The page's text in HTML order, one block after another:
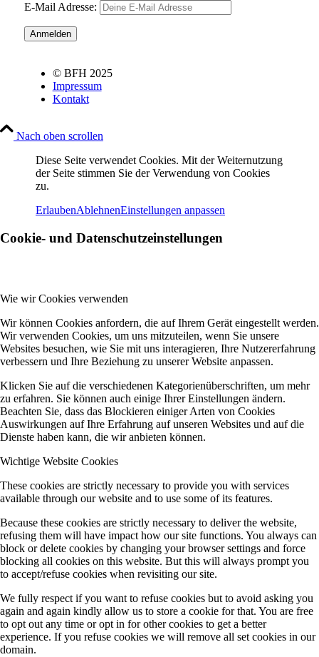
E-Mail Adresse:
© BFH 2025
Impressum
Kontakt
Nach oben scrollen
Diese Seite verwendet Cookies. Mit der Weiternutzung
der Seite stimmen Sie der Verwendung von Cookies
zu.
ErlaubenAblehnenEinstellungen anpassen
Cookie- und Datenschutzeinstellungen
Wie wir Cookies verwenden
Wir können Cookies anfordern, die auf Ihrem Gerät eingestellt werden.
Wir verwenden Cookies, um uns mitzuteilen, wenn Sie unsere
Websites besuchen, wie Sie mit uns interagieren, Ihre Nutzererfahrung
verbessern und Ihre Beziehung zu unserer Website anpassen.
Klicken Sie auf die verschiedenen Kategorienüberschriften, um mehr
zu erfahren. Sie können auch einige Ihrer Einstellungen ändern.
Beachten Sie, dass das Blockieren einiger Arten von Cookies
Auswirkungen auf Ihre Erfahrung auf unseren Websites und auf die
Dienste haben kann, die wir anbieten können.
Wichtige Website Cookies
These cookies are strictly necessary to provide you with services
available through our website and to use some of its features.
Because these cookies are strictly necessary to deliver the website,
refusing them will have impact how our site functions. You always can
block or delete cookies by changing your browser settings and force
blocking all cookies on this website. But this will always prompt you
to accept/refuse cookies when revisiting our site.
We fully respect if you want to refuse cookies but to avoid asking you
again and again kindly allow us to store a cookie for that. You are free
to opt out any time or opt in for other cookies to get a better
experience. If you refuse cookies we will remove all set cookies in our
domain.